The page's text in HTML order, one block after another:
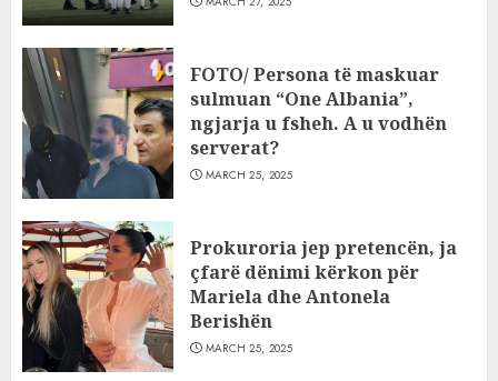
FOTO/ Persona të maskuar
sulmuan “One Albania”,
ngjarja u fsheh. A u vodhën
serverat?
MARCH 25, 2025
Prokuroria jep pretencën, ja
çfarë dënimi kërkon për
Mariela dhe Antonela
Berishën
MARCH 25, 2025